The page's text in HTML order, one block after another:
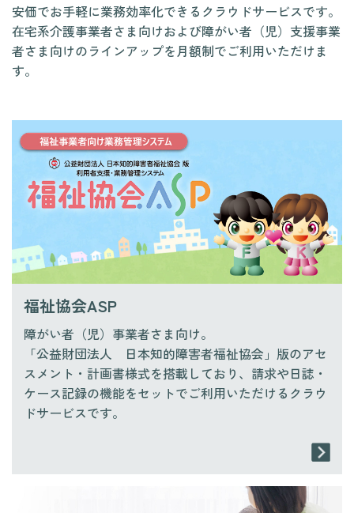
安価でお手軽に業務効率化できるクラウドサービスです。
在宅系介護事業者さま向けおよび障がい者（児）支援事業
者さま向けのラインアップを月額制でご利用いただけま
す。
福祉協会ASP
障がい者（児）事業者さま向け。
「公益財団法人 日本知的障害者福祉協会」版のアセ
スメント・計画書様式を搭載しており、請求や日誌・
ケース記録の機能をセットでご利用いただけるクラウ
ドサービスです。